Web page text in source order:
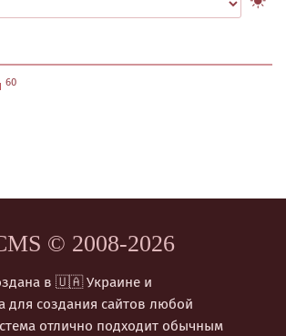
60
© 2008-2026
в 🇺🇦 Украине и
для создания сайтов любой
отлично подходит обычным